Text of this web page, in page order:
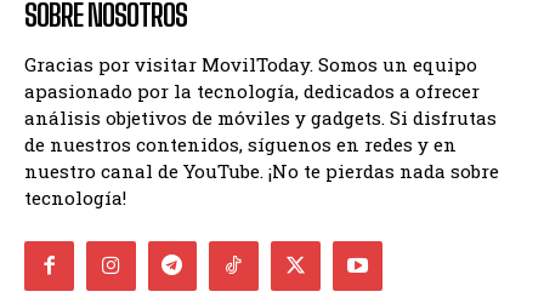
SOBRE NOSOTROS
Gracias por visitar MovilToday. Somos un equipo
apasionado por la tecnología, dedicados a ofrecer
análisis objetivos de móviles y gadgets. Si disfrutas
de nuestros contenidos, síguenos en redes y en
nuestro canal de YouTube. ¡No te pierdas nada sobre
tecnología!